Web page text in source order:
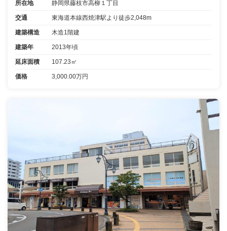
所在地 静岡県藤枝市高柳１丁目
交通 東海道本線西焼津駅より徒歩2,048m
建築構造 木造1階建
建築年 2013年頃
延床面積 107.23㎡
価格 3,000.00万円